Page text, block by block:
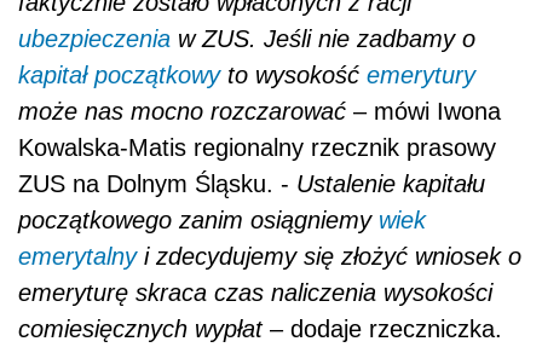
ubezpieczenia w ZUS. Jeśli nie zadbamy o
kapitał początkowyto wysokość emerytury
może nas mocno rozczarować – mówi Iwona
Kowalska-Matis regionalny rzecznik prasowy
ZUS na Dolnym Śląsku. - Ustalenie kapitału
początkowego zanim osiągniemy wiek
emerytalnyi zdecydujemy się złożyć wniosek o
emeryturę skraca czas naliczenia wysokości
comiesięcznych wypłat – dodaje rzeczniczka.